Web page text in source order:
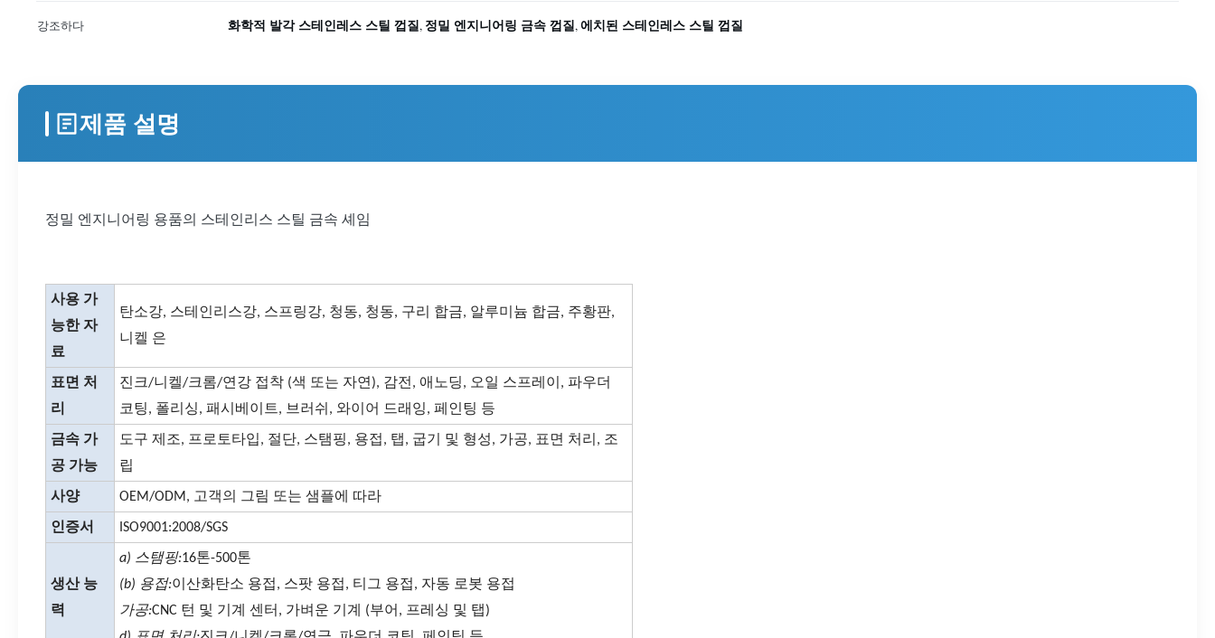
강조하다 화학적 발각 스테인레스 스틸 껍질, 정밀 엔지니어링 금속 껍질,에치된 스테인레스 스틸 껍질
제품 설명
정밀 엔지니어링 용품의 스테인리스 스틸 금속 셰임
사용 가
능한 자
료
탄소강, 스테인리스강, 스프링강, 청동, 청동, 구리 합금, 알루미늄 합금, 주황판,
니켈 은
표면 처
리
진크/니켈/크롬/연강 접착 (색 또는 자연), 감전, 애노딩, 오일 스프레이, 파우더
코팅, 폴리싱, 패시베이트, 브러쉬, 와이어 드래잉, 페인팅 등
금속 가
공 가능
도구 제조, 프로토타입, 절단, 스탬핑, 용접, 탭, 굽기 및 형성, 가공, 표면 처리, 조
립
사양 OEM/ODM, 고객의 그림 또는 샘플에 따라
인증서 ISO9001:2008/SGS
생산 능
력
a) 스탬핑:16톤-500톤
(b) 용접:이산화탄소 용접, 스팟 용접, 티그 용접, 자동 로봇 용접
가공:CNC 턴 및 기계 센터, 가벼운 기계 (부어, 프레싱 및 탭)